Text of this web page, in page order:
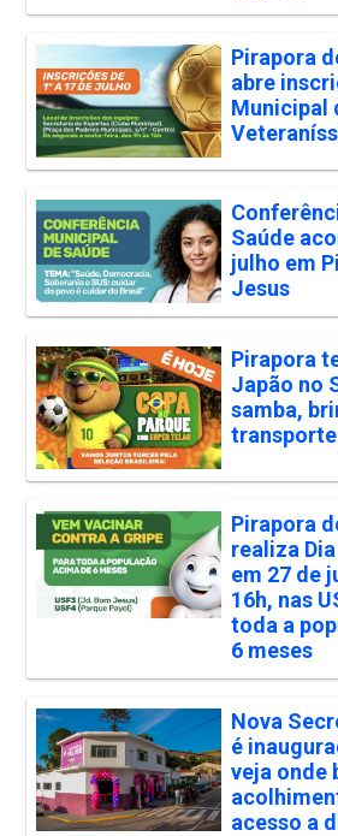
Pirapora
abre
Municipal
Saúde
julho em
Jesus
Pirapora
Japão no
samba,
Pirapora
realiza
em 27 de
16h, nas
toda a
6 meses
Nova
é
veja onde
acesso a